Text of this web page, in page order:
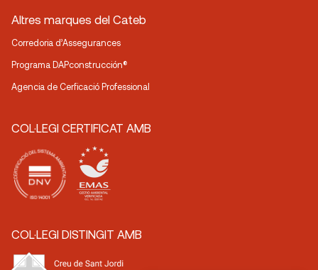
Altres marques del Cateb
Corredoria d’Assegurances
Programa DAPconstrucción®
Agencia de Cerficació Professional
COL·LEGI CERTIFICAT AMB
COL·LEGI DISTINGIT AMB